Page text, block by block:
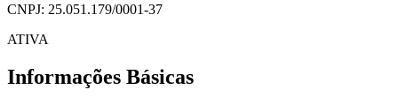
CNPJ: 25.051.179/0001-37
ATIVA
Informações Básicas